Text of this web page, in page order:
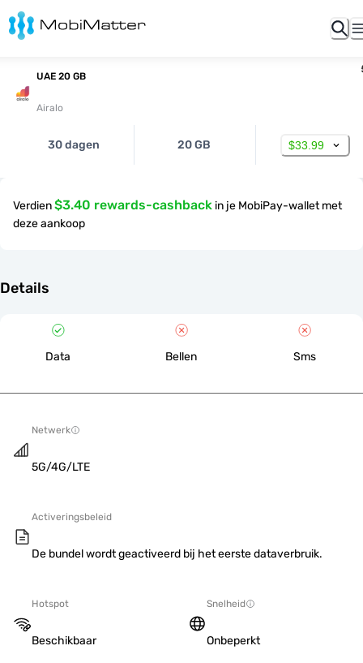
UAE 20 GB
Airalo
30 dagen 20 GB $33.99
Verdien$3.40 rewards-cashback in je MobiPay-wallet met
deze aankoop
Details
Data Bellen Sms
Netwerk
5G/4G/LTE
Activeringsbeleid
De bundel wordt geactiveerd bij het eerste dataverbruik.
Hotspot
Beschikbaar
Snelheid
Onbeperkt